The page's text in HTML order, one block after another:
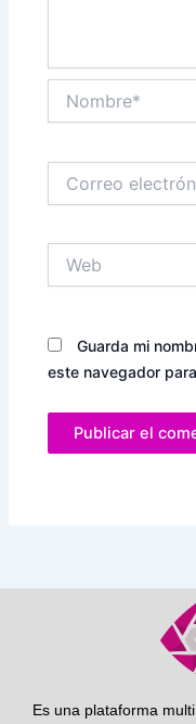
electrónico*
Guarda mi
este navegador
Es una plataforma